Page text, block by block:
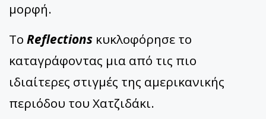
μορφή.
Το Reflections κυκλοφόρησε το
καταγράφοντας μια από τις πιο
ιδιαίτερες στιγμές της αμερικανικής
περιόδου του Χατζιδάκι.